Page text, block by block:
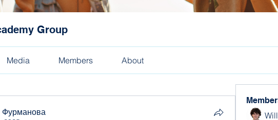
Group
Media Members About
Фурманова